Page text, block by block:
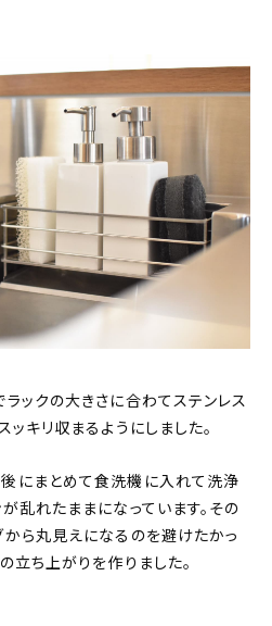
ックの大きさに合わてステンレス
ッキリ収まるようにしました。
にまとめて食洗機に入れて洗浄
乱れたままになっています。その
ら丸見えになるのを避けたかっ
立ち上がりを作りました。